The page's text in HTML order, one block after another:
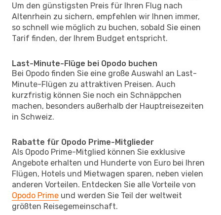
Um den günstigsten Preis für Ihren Flug nach
Altenrhein zu sichern, empfehlen wir Ihnen immer,
so schnell wie möglich zu buchen, sobald Sie einen
Tarif finden, der Ihrem Budget entspricht.
Last-Minute-Flüge bei Opodo buchen
Bei Opodo finden Sie eine große Auswahl an Last-
Minute-Flügen zu attraktiven Preisen. Auch
kurzfristig können Sie noch ein Schnäppchen
machen, besonders außerhalb der Hauptreisezeiten
in Schweiz.
Rabatte für Opodo Prime-Mitglieder
Als Opodo Prime-Mitglied können Sie exklusive
Angebote erhalten und Hunderte von Euro bei Ihren
Flügen, Hotels und Mietwagen sparen, neben vielen
anderen Vorteilen. Entdecken Sie alle Vorteile von
Opodo Prime und werden Sie Teil der weltweit
größten Reisegemeinschaft.